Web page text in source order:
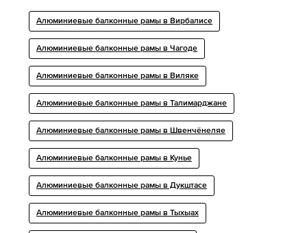
Алюминиевые балконные рамы в Вирбалисе
Алюминиевые балконные рамы в Чагоде
Алюминиевые балконные рамы в Виляке
Алюминиевые балконные рамы в Талимарджане
Алюминиевые балконные рамы в Швенчёнеляе
Алюминиевые балконные рамы в Кунье
Алюминиевые балконные рамы в Дукштасе
Алюминиевые балконные рамы в Тыхыах